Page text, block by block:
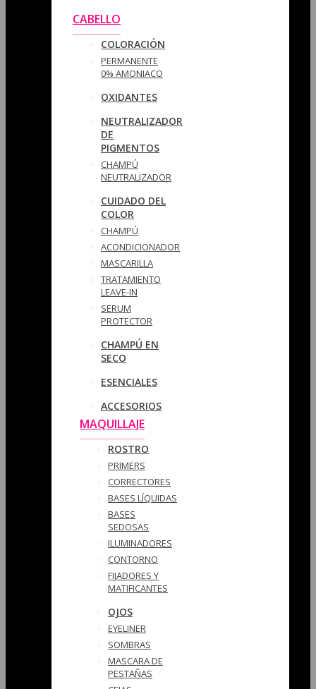
CABELLO
COLORACIÓN
PERMANENTE
0% AMONIACO
OXIDANTES
NEUTRALIZADOR
DE
PIGMENTOS
CHAMPÚ
NEUTRALIZADOR
CUIDADO DEL
COLOR
CHAMPÚ
ACONDICIONADOR
MASCARILLA
TRATAMIENTO
LEAVE-IN
SERUM
PROTECTOR
CHAMPÚ EN
SECO
ESENCIALES
ACCESORIOS
MAQUILLAJE
ROSTRO
PRIMERS
CORRECTORES
BASES LÍQUIDAS
BASES
SEDOSAS
ILUMINADORES
CONTORNO
FIJADORES Y
MATIFICANTES
OJOS
EYELINER
SOMBRAS
MASCARA DE
PESTAÑAS